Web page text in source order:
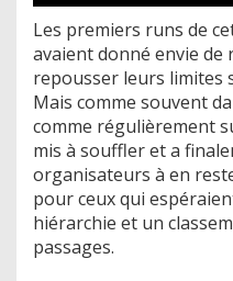
Les premiers runs de
avaient donné envie de
repousser leurs limites
Mais comme souvent
comme régulièrement
mis à souffler et a
organisateurs à en
pour ceux qui
hiérarchie et un
passages.